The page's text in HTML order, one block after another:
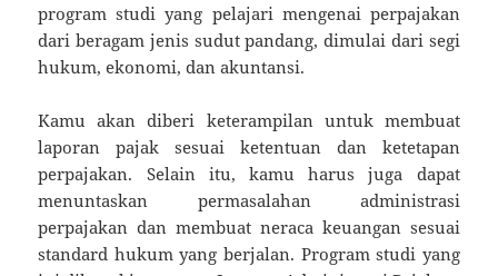
program studi yang pelajari mengenai perpajakan
dari beragam jenis sudut pandang, dimulai dari segi
hukum, ekonomi, dan akuntansi.
Kamu akan diberi keterampilan untuk membuat
laporan pajak sesuai ketentuan dan ketetapan
perpajakan. Selain itu, kamu harus juga dapat
menuntaskan permasalahan administrasi
perpajakan dan membuat neraca keuangan sesuai
standard hukum yang berjalan. Program studi yang